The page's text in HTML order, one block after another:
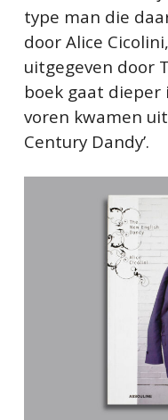
type man die
door Alice
uitgegeven door
boek gaat dieper
voren kwamen
Century Dandy’.